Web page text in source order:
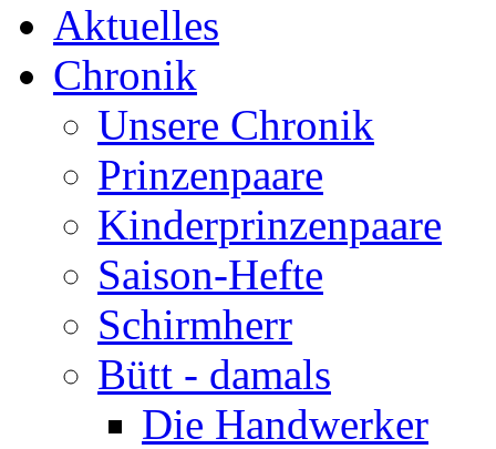
Aktuelles
Chronik
Unsere Chronik
Prinzenpaare
Kinderprinzenpaare
Saison-Hefte
Schirmherr
Bütt - damals
Die Handwerker